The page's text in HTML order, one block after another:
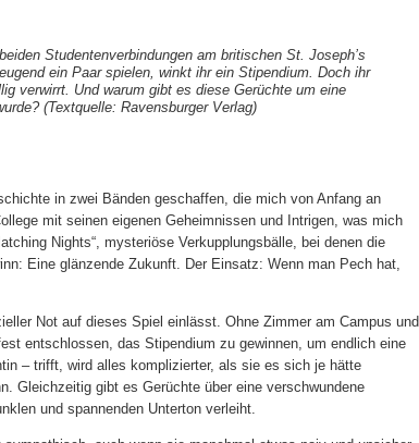
Studentenverbindungen am britischen St. Joseph’s
ein Paar spielen, winkt ihr ein Stipendium. Doch ihr
verwirrt. Und warum gibt es diese Gerüchte um eine
(Textquelle: Ravensburger Verlag)
in zwei Bänden geschaffen, die mich von Anfang an
mit seinen eigenen Geheimnissen und Intrigen, was mich
Nights“, mysteriöse Verkupplungsbälle, bei denen die
Eine glänzende Zukunft. Der Einsatz: Wenn man Pech hat,
Not auf dieses Spiel einlässt. Ohne Zimmer am Campus und
entschlossen, das Stipendium zu gewinnen, um endlich eine
– trifft, wird alles komplizierter, als sie es sich je hätte
Gleichzeitig gibt es Gerüchte über eine verschwundene
und spannenden Unterton verleiht.